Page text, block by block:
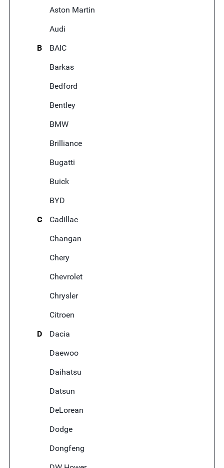
Aston Martin
Audi
B
BAIC
Barkas
Bedford
Bentley
BMW
Brilliance
Bugatti
Buick
BYD
C
Cadillac
Changan
Chery
Chevrolet
Chrysler
Citroen
D
Dacia
Daewoo
Daihatsu
Datsun
DeLorean
Dodge
Dongfeng